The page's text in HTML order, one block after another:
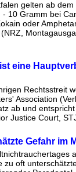
gelten ab
10 Gramm bei
oder
eine
Rechtsstreit
Association
ab und
Justice Court,
Gefahr im
zu oft